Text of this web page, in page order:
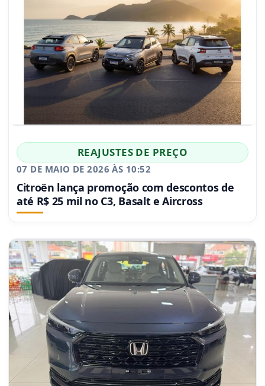
REAJUSTES DE PREÇO
07 DE MAIO DE 2026 ÀS 10:52
Citroën lança promoção com descontos de
até R$ 25 mil no C3, Basalt e Aircross